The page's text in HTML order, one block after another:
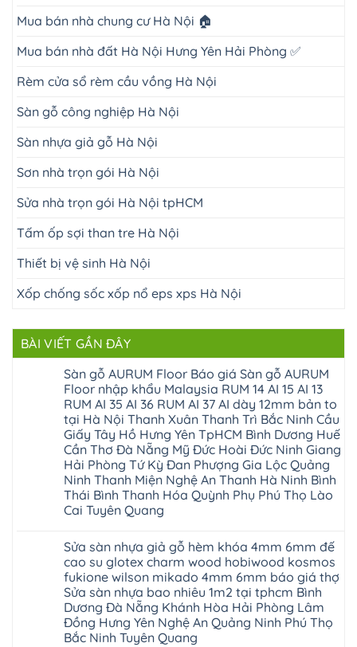
Mua bán nhà chung cư Hà Nội 🏠
Mua bán nhà đất Hà Nội Hưng Yên Hải Phòng ✅
Rèm cửa sổ rèm cầu vồng Hà Nội
Sàn gỗ công nghiệp Hà Nội
Sàn nhựa giả gỗ Hà Nội
Sơn nhà trọn gói Hà Nội
Sửa nhà trọn gói Hà Nội tpHCM
Tấm ốp sợi than tre Hà Nội
Thiết bị vệ sinh Hà Nội
Xốp chống sốc xốp nổ eps xps Hà Nội
BÀI VIẾT GẦN ĐÂY
Sàn gỗ AURUM Floor Báo giá Sàn gỗ AURUM
Floor nhập khẩu Malaysia RUM 14 AI 15 AI 13
RUM AI 35 AI 36 RUM AI 37 AI dày 12mm bản to
tại Hà Nội Thanh Xuân Thanh Trì Bắc Ninh Cầu
Giấy Tây Hồ Hưng Yên TpHCM Bình Dương Huế
Cần Thơ Đà Nẵng Mỹ Đức Hoài Đức Ninh Giang
Hải Phòng Tứ Kỳ Đan Phượng Gia Lộc Quảng
Ninh Thanh Miện Nghệ An Thanh Hà Ninh Bình
Thái Bình Thanh Hóa Quỳnh Phụ Phú Thọ Lào
Cai Tuyên Quang
bình
luận
ở
Sàn
gỗ
AURUM
Floor
Báo
giá
Sàn
Sửa sàn nhựa giả gỗ hèm khóa 4mm 6mm đế
cao su glotex charm wood hobiwood kosmos
fukione wilson mikado 4mm 6mm báo giá thợ
Sửa sàn nhựa bao nhiêu 1m2 tại tphcm Bình
Dương Đà Nẵng Khánh Hòa Hải Phòng Lâm
Đồng Hưng Yên Nghệ An Quảng Ninh Phú Thọ
Bắc Ninh Tuyên Quang